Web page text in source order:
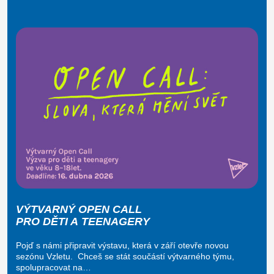
VÝTVARNÝ OPEN CALL
PRO DĚTI A TEENAGERY
Pojď s námi připravit výstavu, která v září otevře novou
sezónu Vzletu. Chceš se stát součástí výtvarného týmu,
spolupracovat na…